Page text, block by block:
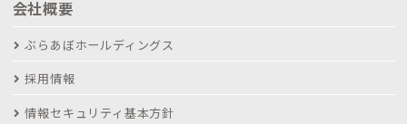
会社概要
ぶらあぼホールディングス
採用情報
情報セキュリティ基本方針